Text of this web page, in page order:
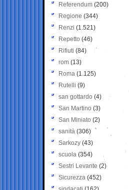
Referendum (200)
Regione (344)
Renzi (1.521)
Repetto (46)
Rifiuti (84)
rom (13)
Roma (1.125)
Rutelli (9)
san gottardo (4)
San Martino (3)
San Miniato (2)
sanità (306)
Sarkozy (43)
scuola (354)
Sestri Levante (2)
Sicurezza (452)